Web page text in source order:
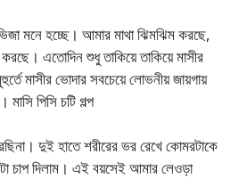
মনে হচ্ছে। আমার মাথা ঝিমঝিম করছে,
এতোদিন শুধু তাকিয়ে তাকিয়ে মাসীর
মাসীর ভোদার সবচেয়ে লোভনীয় জায়গায়
পিসি চটি গল্প
দুই হাতে শরীরের ভর রেখে কোমরটাকে
দিলাম। এই বয়সেই আমার লেওড়া